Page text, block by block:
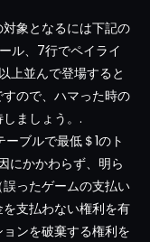
象となるには下記の
ル、7行でペイライ
上並んで登場すると
ので、ハマった時の
ましょう。.
ブルで最低＄1のト
にかかわらず、明ら
ったゲームの支払い
支払わない権利を有
ンを破棄する権利を